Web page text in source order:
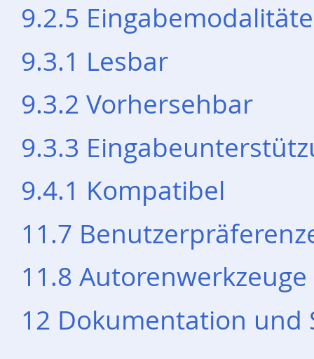
9.2.5
9.3.1 Lesbar
9.3.2 Vorhersehbar
9.3.3
9.4.1 Kompatibel
11.7
11.8 Autorenwerkzeuge
12 Dokumentation und